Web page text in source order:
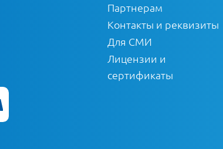
Партнерам
Контакты и реквизиты
Для СМИ
Лицензии и
сертификаты